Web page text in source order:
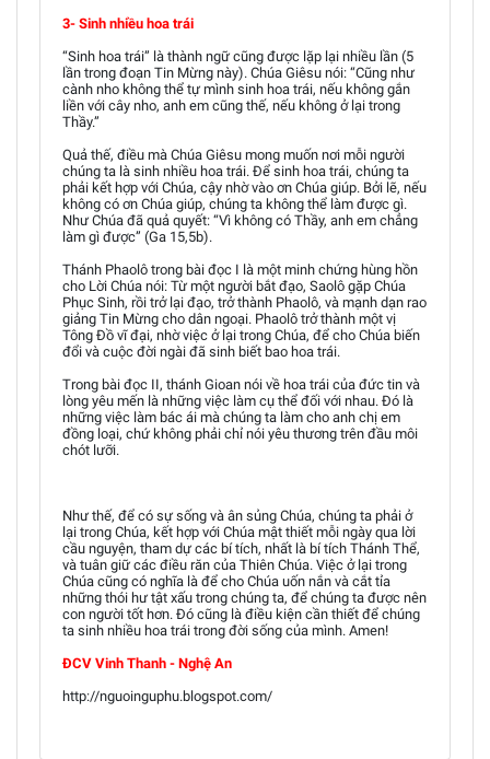
3- Sinh nhiều hoa trái
“Sinh hoa trái” là thành ngữ cũng được lặp lại nhiều lần (5
lần trong đoạn Tin Mừng này). Chúa Giêsu nói: “Cũng như
cành nho không thể tự mình sinh hoa trái, nếu không gắn
liền với cây nho, anh em cũng thế, nếu không ở lại trong
Thầy.”
Quả thế, điều mà Chúa Giêsu mong muốn nơi mỗi người
chúng ta là sinh nhiều hoa trái. Để sinh hoa trái, chúng ta
phải kết hợp với Chúa, cậy nhờ vào ơn Chúa giúp. Bởi lẽ, nếu
không có ơn Chúa giúp, chúng ta không thể làm được gì.
Như Chúa đã quả quyết: “Vì không có Thầy, anh em chẳng
làm gì được” (Ga 15,5b).
Thánh Phaolô trong bài đọc I là một minh chứng hùng hồn
cho Lời Chúa nói: Từ một người bắt đạo, Saolô gặp Chúa
Phục Sinh, rồi trở lại đạo, trở thành Phaolô, và mạnh dạn rao
giảng Tin Mừng cho dân ngoại. Phaolô trở thành một vị
Tông Đồ vĩ đại, nhờ việc ở lại trong Chúa, để cho Chúa biến
đổi và cuộc đời ngài đã sinh biết bao hoa trái.
Trong bài đọc II, thánh Gioan nói về hoa trái của đức tin và
lòng yêu mến là những việc làm cụ thể đối với nhau. Đó là
những việc làm bác ái mà chúng ta làm cho anh chị em
đồng loại, chứ không phải chỉ nói yêu thương trên đầu môi
chót lưỡi.
Như thế, để có sự sống và ân sủng Chúa, chúng ta phải ở
lại trong Chúa, kết hợp với Chúa mật thiết mỗi ngày qua lời
cầu nguyện, tham dự các bí tích, nhất là bí tích Thánh Thể,
và tuân giữ các điều răn của Thiên Chúa. Việc ở lại trong
Chúa cũng có nghĩa là để cho Chúa uốn nắn và cắt tỉa
những thói hư tật xấu trong chúng ta, để chúng ta được nên
con người tốt hơn. Đó cũng là điều kiện cần thiết để chúng
ta sinh nhiều hoa trái trong đời sống của mình. Amen!
ĐCV Vinh Thanh - Nghệ An
http://nguoinguphu.blogspot.com/